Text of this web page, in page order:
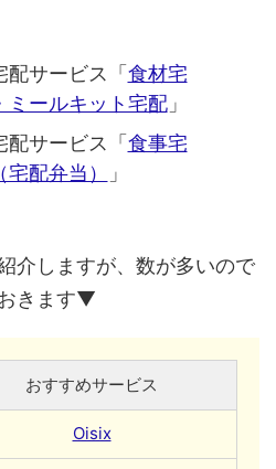
配サービス「食材宅
ミールキット宅配」
配サービス「食事宅
配弁当）
」
介しますが、数が多いので
きます▼
おすすめサービス
Oisix